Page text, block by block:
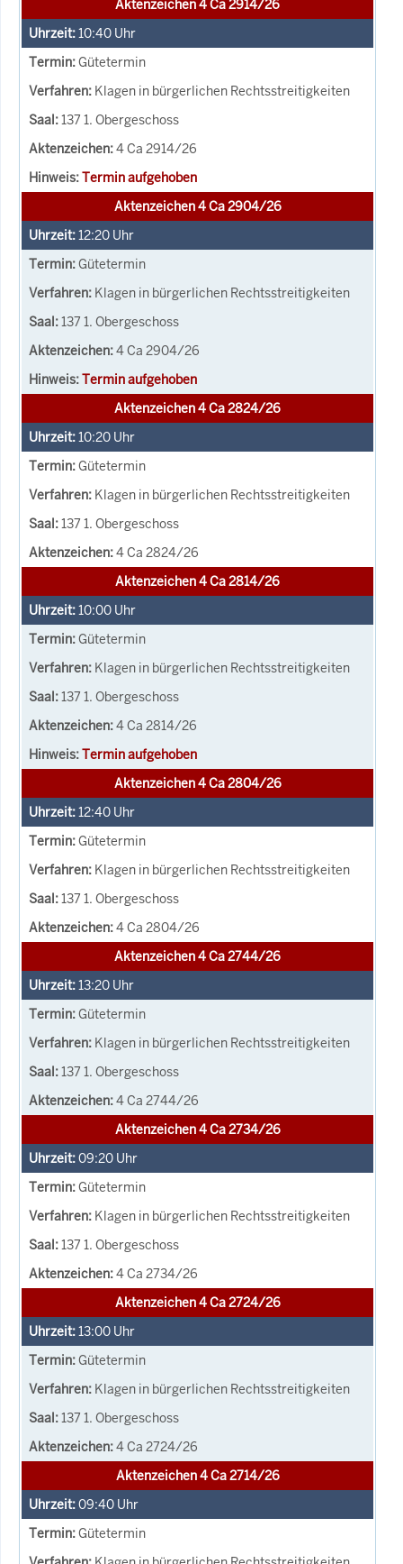
Aktenzeichen 4 Ca 2914/26
10:40 Uhr
Gütetermin
Klagen in bürgerlichen Rechtsstreitigkeiten
137 1. Obergeschoss
4 Ca 2914/26
Termin aufgehoben
Aktenzeichen 4 Ca 2904/26
12:20 Uhr
Gütetermin
Klagen in bürgerlichen Rechtsstreitigkeiten
137 1. Obergeschoss
4 Ca 2904/26
Termin aufgehoben
Aktenzeichen 4 Ca 2824/26
10:20 Uhr
Gütetermin
Klagen in bürgerlichen Rechtsstreitigkeiten
137 1. Obergeschoss
4 Ca 2824/26
Aktenzeichen 4 Ca 2814/26
10:00 Uhr
Gütetermin
Klagen in bürgerlichen Rechtsstreitigkeiten
137 1. Obergeschoss
4 Ca 2814/26
Termin aufgehoben
Aktenzeichen 4 Ca 2804/26
12:40 Uhr
Gütetermin
Klagen in bürgerlichen Rechtsstreitigkeiten
137 1. Obergeschoss
4 Ca 2804/26
Aktenzeichen 4 Ca 2744/26
13:20 Uhr
Gütetermin
Klagen in bürgerlichen Rechtsstreitigkeiten
137 1. Obergeschoss
4 Ca 2744/26
Aktenzeichen 4 Ca 2734/26
09:20 Uhr
Gütetermin
Klagen in bürgerlichen Rechtsstreitigkeiten
137 1. Obergeschoss
4 Ca 2734/26
Aktenzeichen 4 Ca 2724/26
13:00 Uhr
Gütetermin
Klagen in bürgerlichen Rechtsstreitigkeiten
137 1. Obergeschoss
4 Ca 2724/26
Aktenzeichen 4 Ca 2714/26
09:40 Uhr
Gütetermin